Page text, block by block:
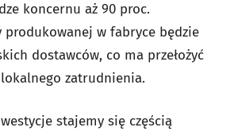
koncernu aż 90 proc.
produkowanej w fabryce będzie
dostawców, co ma przełożyć
zatrudnienia.
stajemy się częścią